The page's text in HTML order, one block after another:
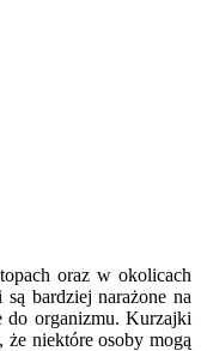
oraz w okolicach
bardziej narażone na
do organizmu. Kurzajki
niektóre osoby mogą